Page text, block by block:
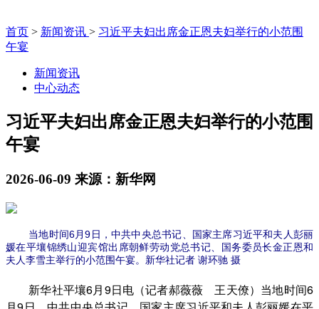
首页 > 新闻资讯 > 习近平夫妇出席金正恩夫妇举行的小范围
午宴
新闻资讯
中心动态
习近平夫妇出席金正恩夫妇举行的小范围
午宴
2026-06-09 来源：新华网
当地时间6月9日，中共中央总书记、国家主席习近平和夫人彭丽
媛在平壤锦绣山迎宾馆出席朝鲜劳动党总书记、国务委员长金正恩和
夫人李雪主举行的小范围午宴。新华社记者 谢环驰 摄
新华社平壤6月9日电（记者郝薇薇 王天僚）当地时间6